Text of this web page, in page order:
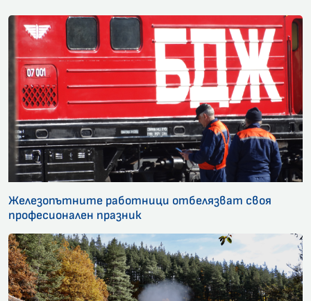
Железопътните работници отбелязват своя
професионален празник